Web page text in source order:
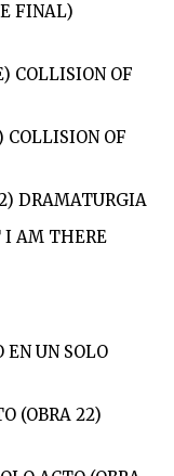
FINAL)
COLLISION OF
COLLISION OF
DRAMATURGIA
I AM THERE
EN UN SOLO
(OBRA 22)